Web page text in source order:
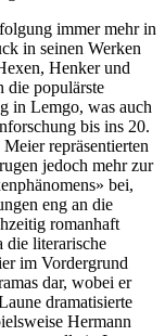
immer mehr in
in seinen Werken
Henker und
die populärste
in Lemgo, was auch
bis ins 20.
repräsentierten
jedoch mehr zur
bei,
eng an die
romanhaft
die literarische
im Vordergrund
dar, wobei er
dramatisierte
Hermann